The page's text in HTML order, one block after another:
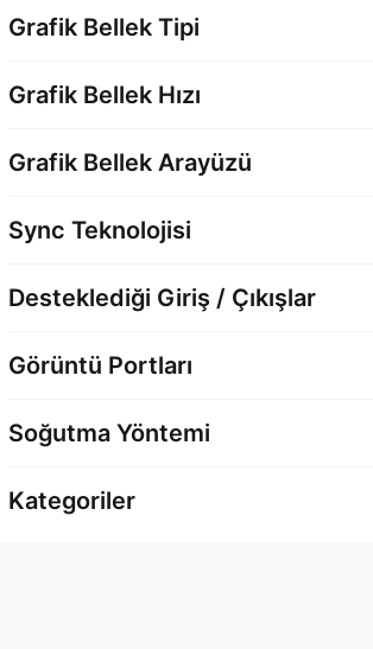
Grafik Bellek Tipi
Grafik Bellek Hızı
Grafik Bellek Arayüzü
Sync Teknolojisi
Desteklediği Giriş / Çıkışlar
Görüntü Portları
1 x HDMI 2.1b
3 x DisplayPort 2.1b
Soğutma Yöntemi
Kategoriler